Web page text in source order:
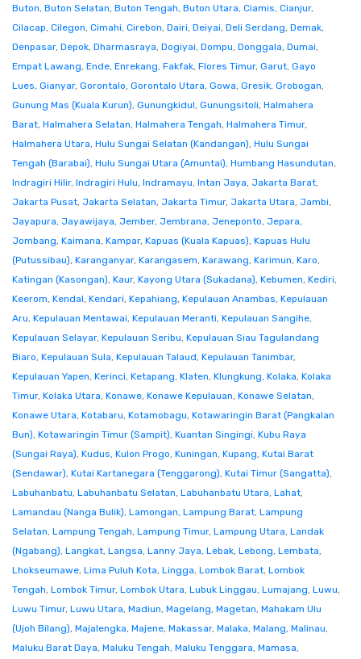
Buton, Buton Selatan, Buton Tengah, Buton Utara, Ciamis, Cianjur,
Cilacap, Cilegon, Cimahi, Cirebon, Dairi, Deiyai, Deli Serdang, Demak,
Denpasar, Depok, Dharmasraya, Dogiyai, Dompu, Donggala, Dumai,
Empat Lawang, Ende, Enrekang, Fakfak, Flores Timur, Garut, Gayo
Lues, Gianyar, Gorontalo, Gorontalo Utara, Gowa, Gresik, Grobogan,
Gunung Mas (Kuala Kurun), Gunungkidul, Gunungsitoli, Halmahera
Barat, Halmahera Selatan, Halmahera Tengah, Halmahera Timur,
Halmahera Utara, Hulu Sungai Selatan (Kandangan), Hulu Sungai
Tengah (Barabai), Hulu Sungai Utara (Amuntai), Humbang Hasundutan,
Indragiri Hilir, Indragiri Hulu, Indramayu, Intan Jaya, Jakarta Barat,
Jakarta Pusat, Jakarta Selatan, Jakarta Timur, Jakarta Utara, Jambi,
Jayapura, Jayawijaya, Jember, Jembrana, Jeneponto, Jepara,
Jombang, Kaimana, Kampar, Kapuas (Kuala Kapuas), Kapuas Hulu
(Putussibau), Karanganyar, Karangasem, Karawang, Karimun, Karo,
Katingan (Kasongan), Kaur, Kayong Utara (Sukadana), Kebumen, Kediri,
Keerom, Kendal, Kendari, Kepahiang, Kepulauan Anambas, Kepulauan
Aru, Kepulauan Mentawai, Kepulauan Meranti, Kepulauan Sangihe,
Kepulauan Selayar, Kepulauan Seribu, Kepulauan Siau Tagulandang
Biaro, Kepulauan Sula, Kepulauan Talaud, Kepulauan Tanimbar,
Kepulauan Yapen, Kerinci, Ketapang, Klaten, Klungkung, Kolaka, Kolaka
Timur, Kolaka Utara, Konawe, Konawe Kepulauan, Konawe Selatan,
Konawe Utara, Kotabaru, Kotamobagu, Kotawaringin Barat (Pangkalan
Bun), Kotawaringin Timur (Sampit), Kuantan Singingi, Kubu Raya
(Sungai Raya), Kudus, Kulon Progo, Kuningan, Kupang, Kutai Barat
(Sendawar), Kutai Kartanegara (Tenggarong), Kutai Timur (Sangatta),
Labuhanbatu, Labuhanbatu Selatan, Labuhanbatu Utara, Lahat,
Lamandau (Nanga Bulik), Lamongan, Lampung Barat, Lampung
Selatan, Lampung Tengah, Lampung Timur, Lampung Utara, Landak
(Ngabang), Langkat, Langsa, Lanny Jaya, Lebak, Lebong, Lembata,
Lhokseumawe, Lima Puluh Kota, Lingga, Lombok Barat, Lombok
Tengah, Lombok Timur, Lombok Utara, Lubuk Linggau, Lumajang, Luwu,
Luwu Timur, Luwu Utara, Madiun, Magelang, Magetan, Mahakam Ulu
(Ujoh Bilang), Majalengka, Majene, Makassar, Malaka, Malang, Malinau,
Maluku Barat Daya, Maluku Tengah, Maluku Tenggara, Mamasa,